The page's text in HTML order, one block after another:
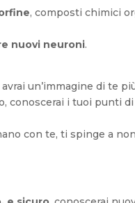
, composti chimici
nuovi neuroni.
un’immagine di te
conoscerai i tuoi punti
con te, ti spinge a